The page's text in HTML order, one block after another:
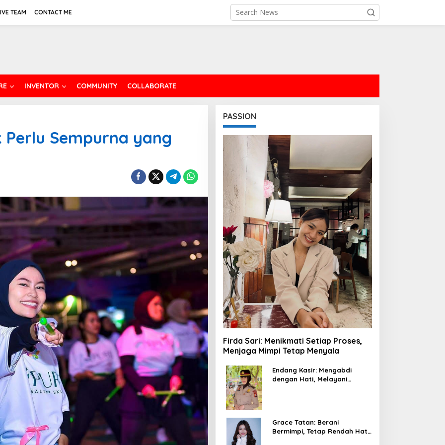
TEAM CONTACT ME
INVENTOR COMMUNITY COLLABORATE
Sempurna yang
PASSION
Firda Sari: Menikmati Setiap Proses,
Menjaga Mimpi Tetap Menyala
Endang Kasir: Mengabdi
dengan Hati, Melayani
Grace Tatan: Berani
Bermimpi, Tetap Rendah Hati,